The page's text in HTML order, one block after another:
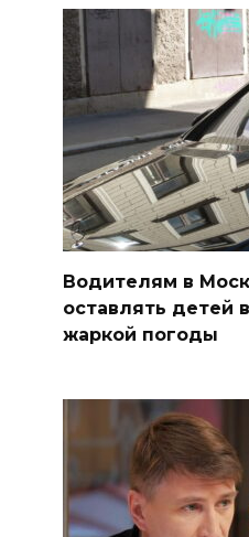
Водителям в
оставлять детей
жаркой погоды